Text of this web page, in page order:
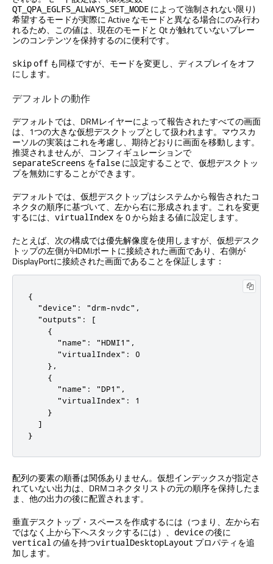
QT_QPA_EGLFS_ALWAYS_SET_MODE によって強制されない限り)
希望するモードが実際に Active なモードと異なる場合にのみ行わ
れるため、この値は、現在のモードと Qt が触れていないプレー
ンのコンテンツを保持するのに便利です。
skipoff も同様ですが、モードを変更し、ディスプレイをオフ
にします。
デフォルトの動作
デフォルトでは、DRMレイヤーによって報告されたすべての画面
は、1つの大きな仮想デスクトップとして扱われます。マウスカ
ーソルの実装はこれを考慮し、期待どおりに画面を移動します。
推奨されませんが、コンフィギュレーションで
separateScreens をfalse に設定することで、仮想デスクトッ
プを無効にすることができます。
デフォルトでは、仮想デスクトップはシステムから報告されたコ
ネクタの順序に基づいて、左から右に形成されます。これを変更
するには、 virtualIndex を 0 から始まる値に設定します。
たとえば、次の構成では優先解像度を使用しますが、仮想デスク
トップの左側がHDMIポートに接続された画面であり、右側が
DisplayPortに接続された画面であることを保証します：
{
  "device": "drm-nvdc",
  "outputs": [
    {
      "name": "HDMI1",
      "virtualIndex": 0
    },
    {
      "name": "DP1",
      "virtualIndex": 1
    }
  ]
}
配列の要素の順番は関係ありません。仮想インデックスが指定さ
れていない出力は、DRMコネクタリストの元の順序を保持したま
ま、他の出力の後に配置されます。
垂直デスクトップ・スペースを作成するには（つまり、左から右
ではなく上から下へスタックするには）、 deviceの後に
verticalの値を持つvirtualDesktopLayout プロパティを追
加します。